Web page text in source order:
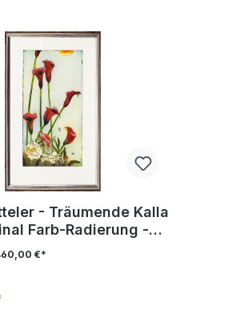
- Träumende Kalla
Farb-Radierung -
und handsigniert
€*